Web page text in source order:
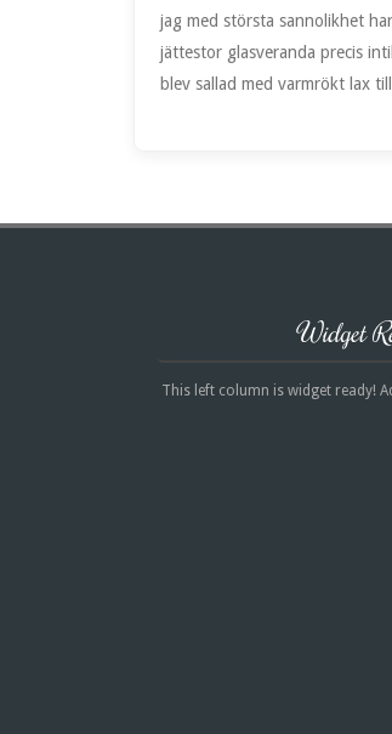
jag med största sannolikhet
jättestor glasveranda precis
blev sallad med varmrökt lax
Widget
This left column is widget ready!